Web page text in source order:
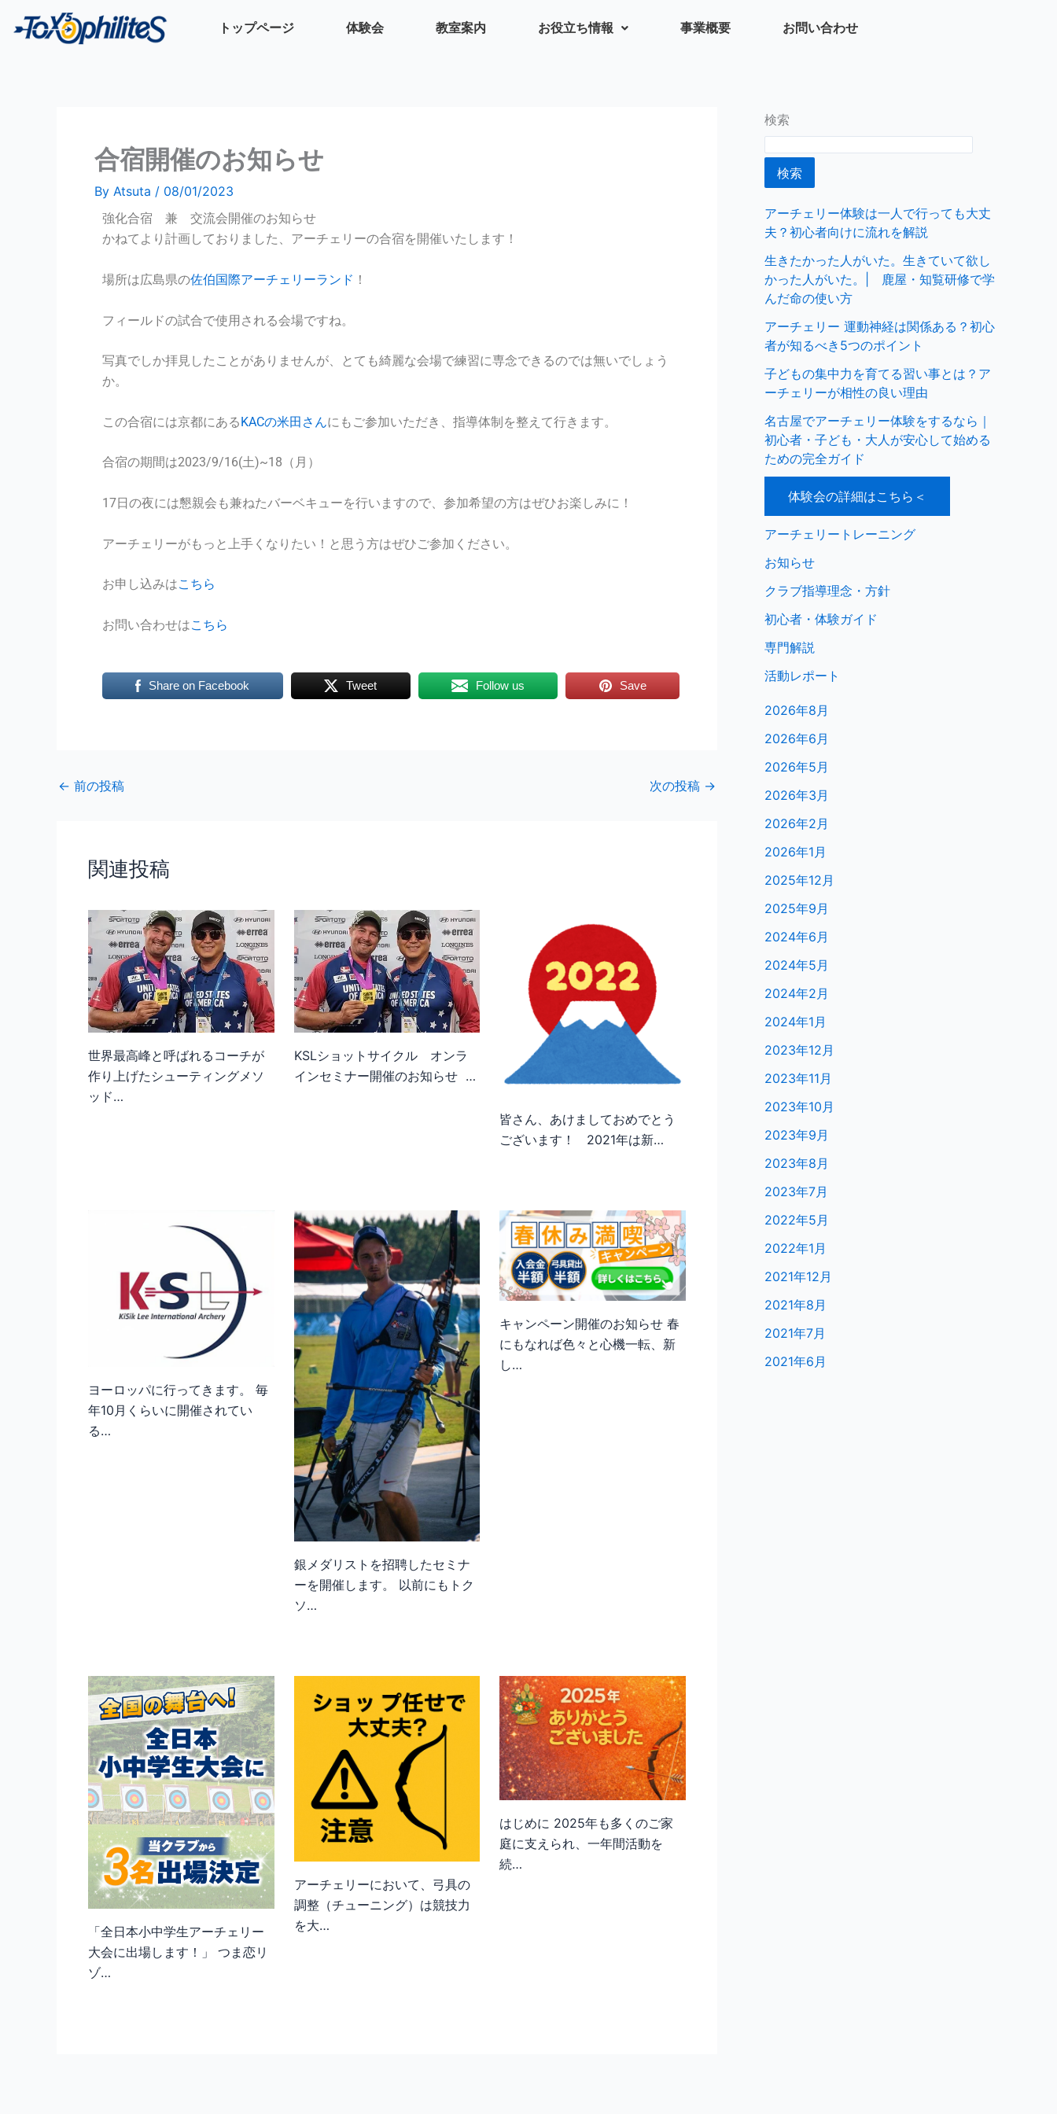
トップページ 体験会 教室案内 お役立ち情報 事業概要 お問い合わせ
合宿開催のお知らせ
By Atsuta / 08/01/2023
強化合宿 兼 交流会開催のお知らせ
かねてより計画しておりました、アーチェリーの合宿を開催いたします！
場所は広島県の佐伯国際アーチェリーランド ！
フィールドの試合で使用される会場ですね。
写真でしか拝見したことがありませんが、とても綺麗な会場で練習に専念できるのでは無いでしょう
か。
この合宿には京都にあるKACの米田さんにもご参加いただき、指導体制を整えて行きます。
合宿の期間は2023/9/16(土)~18（月）
17日の夜には懇親会も兼ねたバーベキューを行いますので、参加希望の方はぜひお楽しみに！
アーチェリーがもっと上手くなりたい！と思う方はぜひご参加ください。
お申し込みはこちら
お問い合わせはこちら
Share on Facebook Tweet Follow us Save
← 前の投稿 次の投稿 →
関連投稿
世界最高峰と呼ばれるコーチが
作り上げたシューティングメソ
ッド…
KSLショットサイクル オンラ
インセミナー開催のお知らせ …
皆さん、あけましておめでとう
ございます！ 2021年は新…
ヨーロッパに行ってきます。 毎
年10月くらいに開催されてい
る…
銀メダリストを招聘したセミナ
ーを開催します。 以前にもトク
ソ…
キャンペーン開催のお知らせ 春
にもなれば色々と心機一転、新
し…
「全日本小中学生アーチェリー
大会に出場します！」 つま恋リ
ゾ…
アーチェリーにおいて、弓具の
調整（チューニング）は競技力
を大…
はじめに 2025年も多くのご家
庭に支えられ、一年間活動を
続…
検索
検索
アーチェリー体験は一人で行っても大丈
夫？初心者向けに流れを解説
生きたかった人がいた。生きていて欲し
かった人がいた。| 鹿屋・知覧研修で学
んだ命の使い方
アーチェリー 運動神経は関係ある？初心
者が知るべき5つのポイント
子どもの集中力を育てる習い事とは？ア
ーチェリーが相性の良い理由
名古屋でアーチェリー体験をするなら｜
初心者・子ども・大人が安心して始める
ための完全ガイド
体験会の詳細はこちら＜
アーチェリートレーニング
お知らせ
クラブ指導理念・方針
初心者・体験ガイド
専門解説
活動レポート
2026年8月
2026年6月
2026年5月
2026年3月
2026年2月
2026年1月
2025年12月
2025年9月
2024年6月
2024年5月
2024年2月
2024年1月
2023年12月
2023年11月
2023年10月
2023年9月
2023年8月
2023年7月
2022年5月
2022年1月
2021年12月
2021年8月
2021年7月
2021年6月